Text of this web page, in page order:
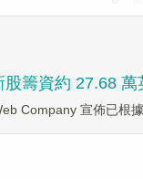
籌資約 27.68 萬
Company 宣佈已根